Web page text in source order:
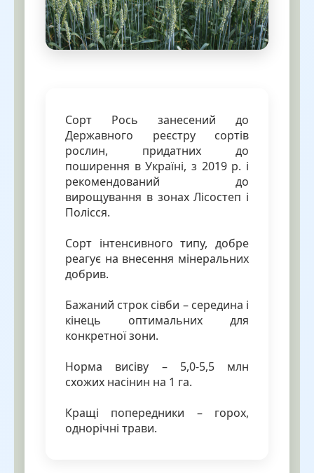
Сорт Рось занесений до
Державного реєстру сортів
рослин, придатних до
поширення в Україні, з 2019 р. і
рекомендований до
вирощування в зонах Лісостеп і
Полісся.
Сорт інтенсивного типу, добре
реагує на внесення мінеральних
добрив.
Бажаний строк сівби – середина і
кінець оптимальних для
конкретної зони.
Норма висіву – 5,0-5,5 млн
схожих насінин на 1 га.
Кращі попередники – горох,
однорічні трави.